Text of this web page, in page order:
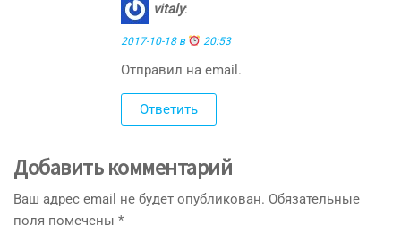
vitaly:
2017-10-18 в 20:53
Отправил на email.
Ответить
Добавить комментарий
Ваш адрес email не будет опубликован. Обязательные
поля помечены *